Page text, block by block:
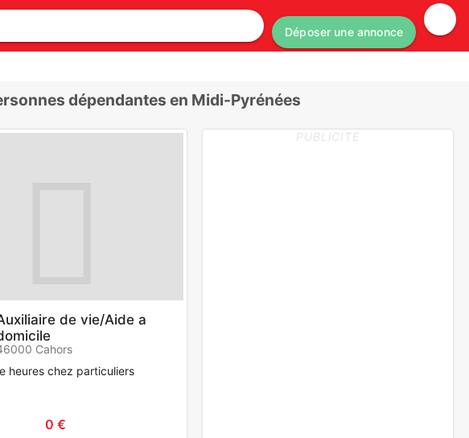
Déposer une annonce
dépendantes en Midi-Pyrénées
de vie/Aide a
Cahors
heures chez particuliers
0 €
PUBLICITE